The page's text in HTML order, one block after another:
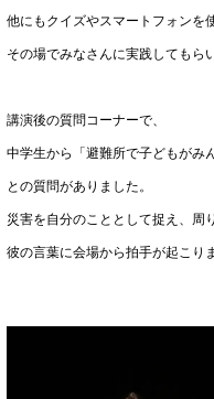
他にもクイズやスマートフォンを
その場でみなさんに実践してもら
講演後の質問コーナーで、
中学生から「避難所で子どもがみ
との質問がありました。
災害を自分のこととして捉え、周
彼の言葉に会場から拍手が起こり